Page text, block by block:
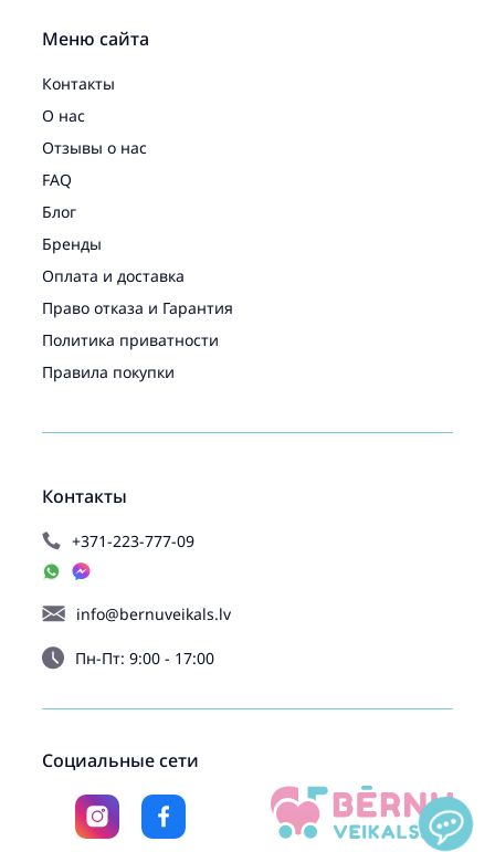
Контакты
+371-223-777-09
info@bernuveikals.lv
Пн-Пт: 9:00 - 17:00
Меню сайта
Контакты
О нас
Отзывы о нас
FAQ
Блог
Бренды
Оплата и доставка
Право отказа и Гарантия
Политика приватности
Правила покупки
Социальные сети